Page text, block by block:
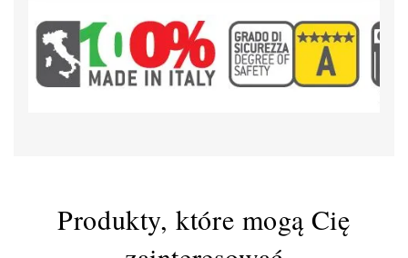
Produkty, które mogą Cię